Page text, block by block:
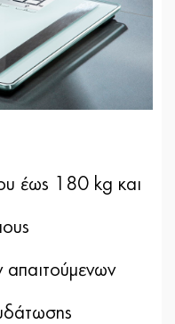
έως 180 kg και
απαιτούμενων